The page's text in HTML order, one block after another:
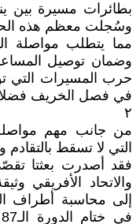
بطائرات مسيرة بين
وسُجلت معظم هذه
مما يتطلب مواصلة
وضمان توصيل
حرب المسيرات التي
في فصل الخريف فضلا
٢
من جانب مهم مواصلة
التي لا تسقط
فقد أصدرت بعثتا
والاتحاد الأفريقي
إلى محاسبة أطراف